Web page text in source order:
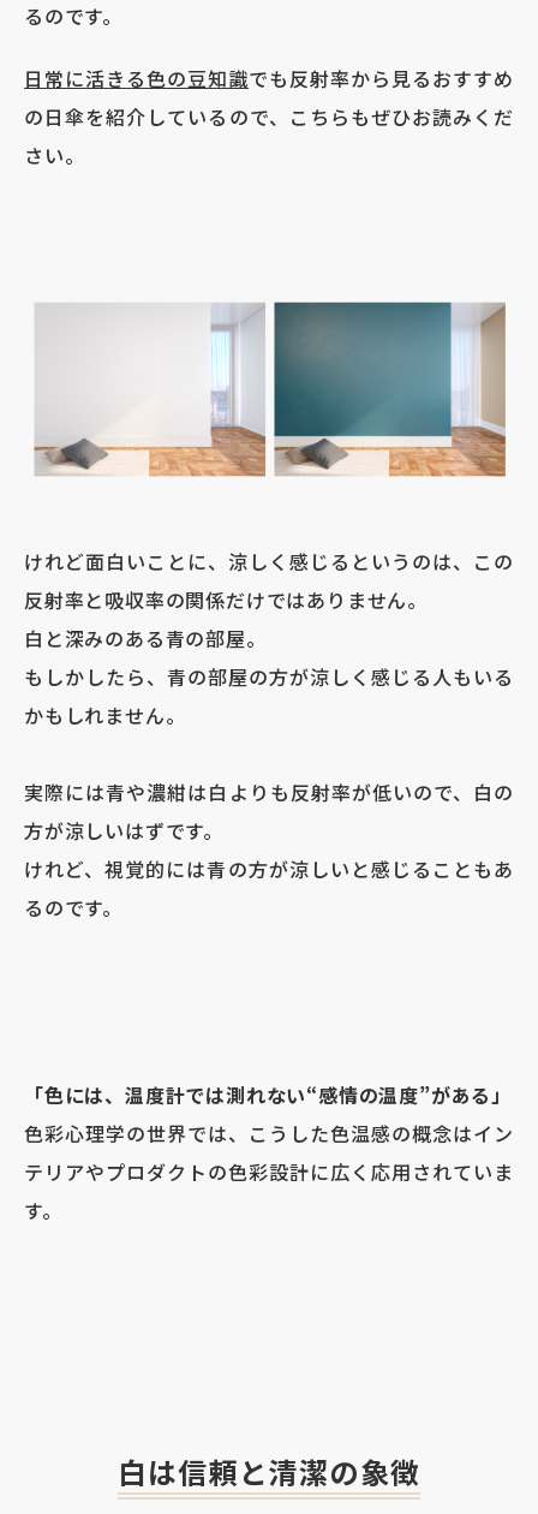
るのです。
日常に活きる色の豆知識でも反射率から見るおすすめ
の日傘を紹介しているので、こちらもぜひお読みくだ
さい。
けれど面白いことに、涼しく感じるというのは、この
反射率と吸収率の関係だけではありません。
白と深みのある青の部屋。
もしかしたら、青の部屋の方が涼しく感じる人もいる
かもしれません。
実際には青や濃紺は白よりも反射率が低いので、白の
方が涼しいはずです。
けれど、視覚的には青の方が涼しいと感じることもあ
るのです。
「色には、温度計では測れない“感情の温度”がある」
色彩心理学の世界では、こうした色温感の概念はイン
テリアやプロダクトの色彩設計に広く応用されていま
す。
白は信頼と清潔の象徴